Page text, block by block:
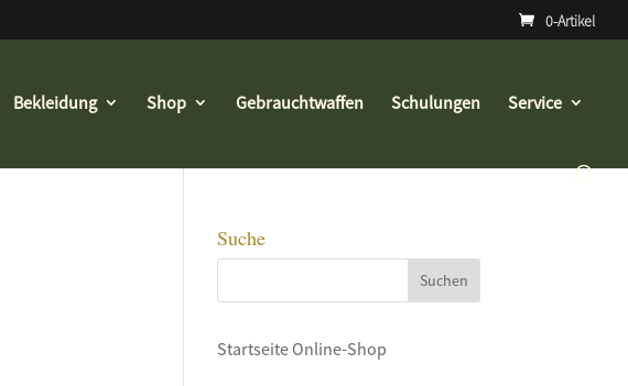
0-Artikel
Bekleidung Shop Gebrauchtwaffen Schulungen Service
Suche
Startseite Online-Shop